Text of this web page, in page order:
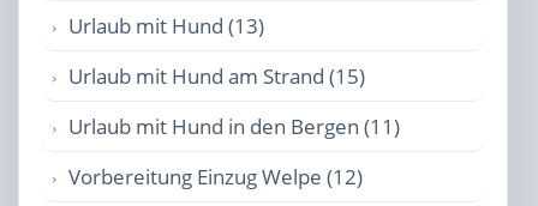
Urlaub mit Hund (13)
Urlaub mit Hund am Strand (15)
Urlaub mit Hund in den Bergen (11)
Vorbereitung Einzug Welpe (12)